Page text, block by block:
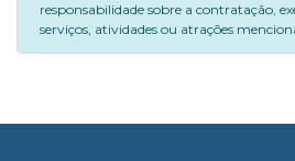
responsabilidade sobre a contratação,
serviços, atividades ou atrações